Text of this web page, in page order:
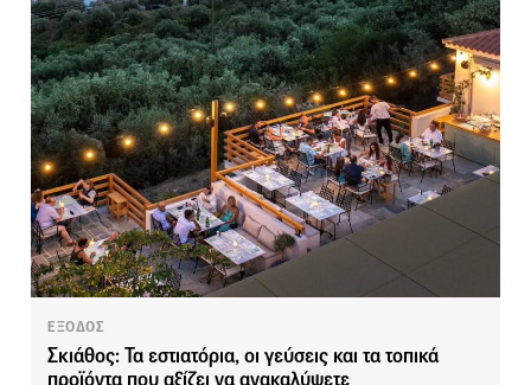
ΕΞΟΔΟΣ
Σκιάθος: Τα εστιατόρια, οι γεύσεις και τα τοπικά